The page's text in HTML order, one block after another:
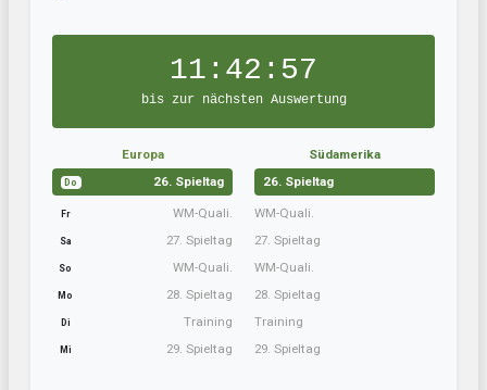
11:42:57
bis zur nächsten Auswertung
Europa
Do 26. Spieltag
Fr WM-Quali.
Sa 27. Spieltag
So WM-Quali.
Mo 28. Spieltag
Di Training
Mi 29. Spieltag
Südamerika
26. Spieltag
WM-Quali.
27. Spieltag
WM-Quali.
28. Spieltag
Training
29. Spieltag